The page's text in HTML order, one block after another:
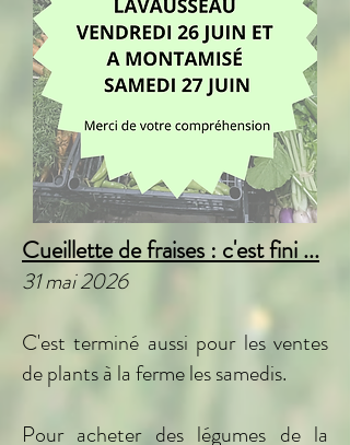
Cueillette de fraises : c'est fini ...
31 mai 2026
C'est terminé aussi pour les ventes
de plants à la ferme les samedis.
Pour acheter des légumes de la